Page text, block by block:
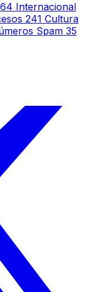
Internacional
241 Cultura
Spam 35